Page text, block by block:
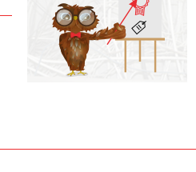
czarne
numerowane
https://www.helukabel-